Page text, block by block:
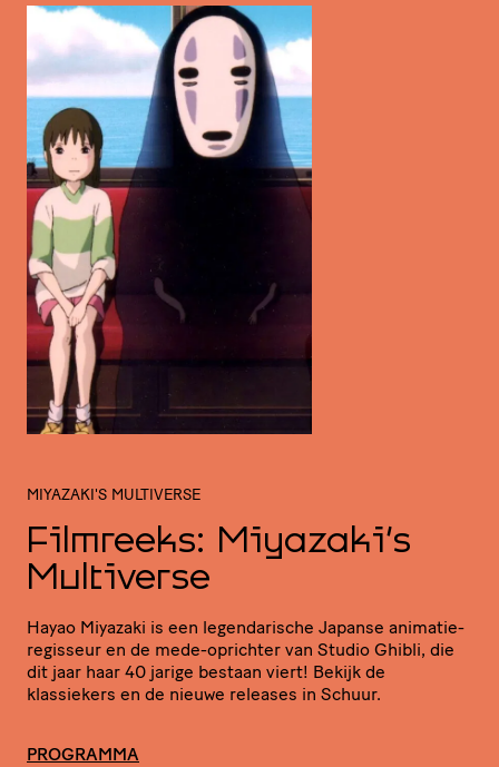
MIYAZAKI'S MULTIVERSE
Filmreeks: Miyazaki's
Multiverse
Hayao Miyazaki is een legen­da­ri­sche Japanse anima­tie­
re­gis­seur en de mede-oprichter van Studio Ghibli, die
dit jaar haar 40 jarige bestaan viert! Bekijk de
klassiekers en de nieuwe releases in Schuur.
PROGRAMMA